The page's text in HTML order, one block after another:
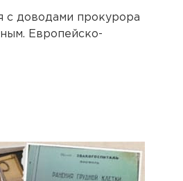
с доводами прокурора
Европейско-